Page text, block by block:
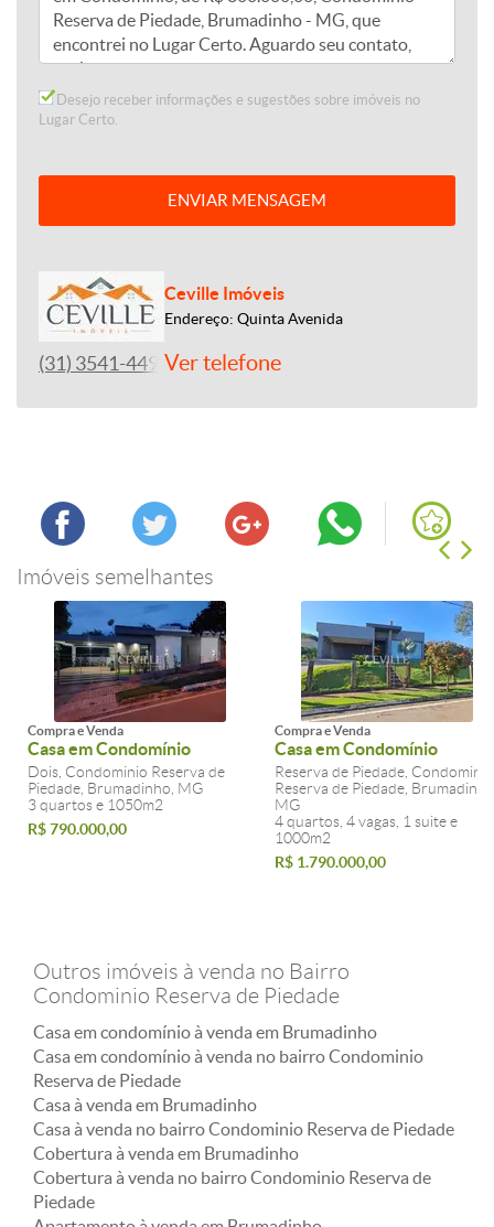
Desejo receber informações e sugestões sobre imóveis no
Lugar Certo.
ENVIAR MENSAGEM
Ceville Imóveis
Endereço: Quinta Avenida
(31) 3541-4492Ver telefone
Imóveis semelhantes
Compra e Venda
Casa em Condomínio
Dois, Condominio Reserva de
Piedade, Brumadinho, MG
3 quartos e 1050m2
R$ 790.000,00
Compra e Venda
Casa em Condomínio
Reserva de Piedade, Condominio
Reserva de Piedade,
MG
4 quartos, 4 vagas, 1 suite e
1000m2
R$ 1.790.000,00
Outros imóveis à venda no Bairro
Condominio Reserva de Piedade
Casa em condomínio à venda em Brumadinho
Casa em condomínio à venda no bairro Condominio
Reserva de Piedade
Casa à venda em Brumadinho
Casa à venda no bairro Condominio Reserva de Piedade
Cobertura à venda em Brumadinho
Cobertura à venda no bairro Condominio Reserva de
Piedade